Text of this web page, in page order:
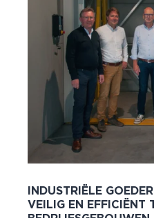
INDUSTRIËLE
VEILIG EN EFFICIËNT